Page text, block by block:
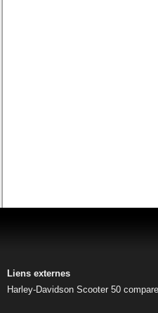
Liens externes
Harley-Davidson Scooter 50